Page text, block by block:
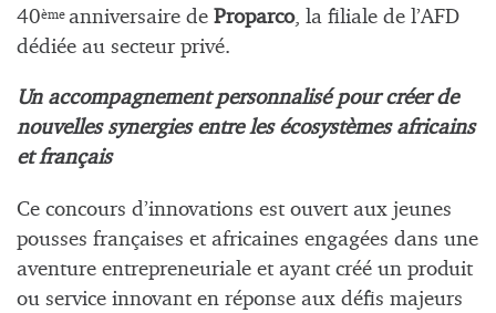
40ème anniversaire de Proparco, la filiale de l’AFD
dédiée au secteur privé.
Un accompagnement personnalisé pour créer de
nouvelles synergies entre les écosystèmes africains
et français
Ce concours d’innovations est ouvert aux jeunes
pousses françaises et africaines engagées dans une
aventure entrepreneuriale et ayant créé un produit
ou service innovant en réponse aux défis majeurs